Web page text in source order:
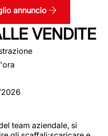
annuncio
VENDITE
team aziendale, si